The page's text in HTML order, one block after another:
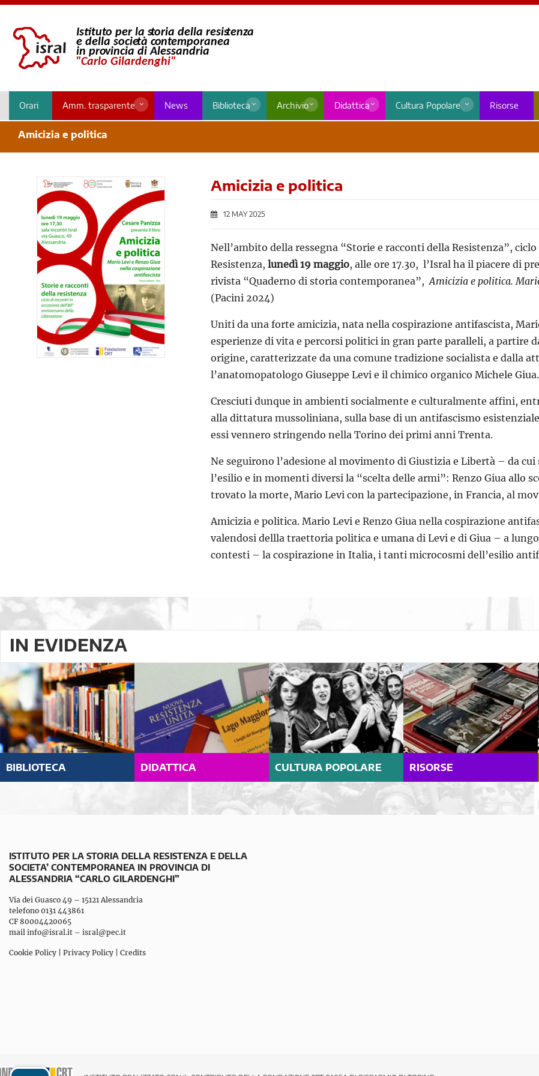
Orari Amm. trasparente News Biblioteca Archivio Didattica Cultura Popolare Risorse
Amicizia e politica
Amicizia e politica
12 MAY 2025
Nell’ambito della ressegna “Storie e racconti della Resistenza”,
Resistenza, lunedì 19 maggio, alle ore 17.30, l’Isral ha il piacere di
rivista “Quaderno di storia contemporanea”,Amicizia e politica.
(Pacini 2024)
Uniti da una forte amicizia, nata nella cospirazione antifascista,
esperienze di vita e percorsi politici in gran parte paralleli, a partire
origine, caratterizzate da una comune tradizione socialista e dalla
l’anatomopatologo Giuseppe Levi e il chimico organico Michele Giua.
Cresciuti dunque in ambienti socialmente e culturalmente affini,
alla dittatura mussoliniana, sulla base di un antifascismo
essi vennero stringendo nella Torino dei primi anni Trenta.
Ne seguirono l’adesione al movimento di Giustizia e Libertà – da
l’esilio e in momenti diversi la “scelta delle armi”: Renzo Giua allo
trovato la morte, Mario Levi con la partecipazione, in Francia, al
Amicizia e politica. Mario Levi e Renzo Giua nella cospirazione
valendosi dellla traettoria politica e umana di Levi e di Giua – a
contesti – la cospirazione in Italia, i tanti microcosmi dell’esilio
IN EVIDENZA
BIBLIOTECA DIDATTICA CULTURA POPOLARE RISORSE
ISTITUTO PER LA STORIA DELLA RESISTENZA E DELLA
SOCIETA’ CONTEMPORANEA IN PROVINCIA DI
ALESSANDRIA “CARLO GILARDENGHI”
Via dei Guasco 49 – 15121 Alessandria
telefono 0131 443861
CF 80004420065
mail info@isral.it – isral@pec.it
Cookie Policy Privacy Policy Credits